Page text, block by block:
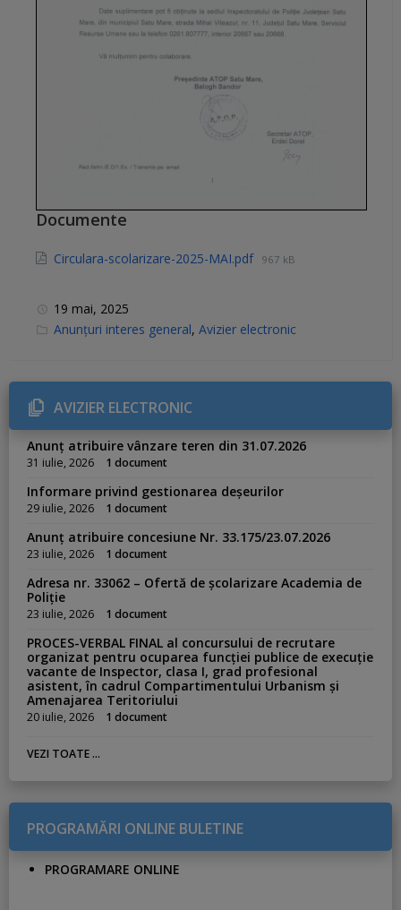
Documente
Circulara-scolarizare-2025-MAI.pdf 967 kB
19 mai, 2025
C
r
i
e
s
Anunțuri interes general, Avizier electronic
AVIZIER ELECTRONIC
Anunț atribuire vânzare teren din 31.07.2026
31 iulie, 2026 1 document
Informare privind gestionarea deșeurilor
29 iulie, 2026 1 document
Anunț atribuire concesiune Nr. 33.175/23.07.2026
23 iulie, 2026 1 document
Adresa nr. 33062 – Ofertă de școlarizare Academia de
Poliție
23 iulie, 2026 1 document
PROCES-VERBAL FINAL al concursului de recrutare
organizat pentru ocuparea funcției publice de execuție
vacante de Inspector, clasa I, grad profesional
asistent, în cadrul Compartimentului Urbanism și
Amenajarea Teritoriului
20 iulie, 2026 1 document
VEZI TOATE ...
PROGRAMĂRI ONLINE BULETINE
PROGRAMARE ONLINE